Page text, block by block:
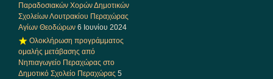
Παραδοσιακών Χορών Δημοτικών
Σχολείων Λουτρακίου Περαχώρας
Αγίων Θεοδώρων 6 Ιουνίου 2024
Ολοκλήρωση προγράμματος
ομαλής μετάβασης από
Νηπιαγωγείο Περαχώρας στο
Δημοτικό Σχολείο Περαχώρας 5